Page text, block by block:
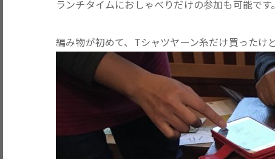
ランチタイムにおしゃべりだけの参加も可能です。
編み物が初めて、Tシャツヤーン糸だけ買ったけ